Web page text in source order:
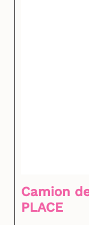
Camion
PLACE